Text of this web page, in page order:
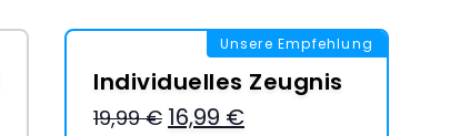
Unsere Empfehlung
Individuelles Zeugnis
19,99 € 16,99 €